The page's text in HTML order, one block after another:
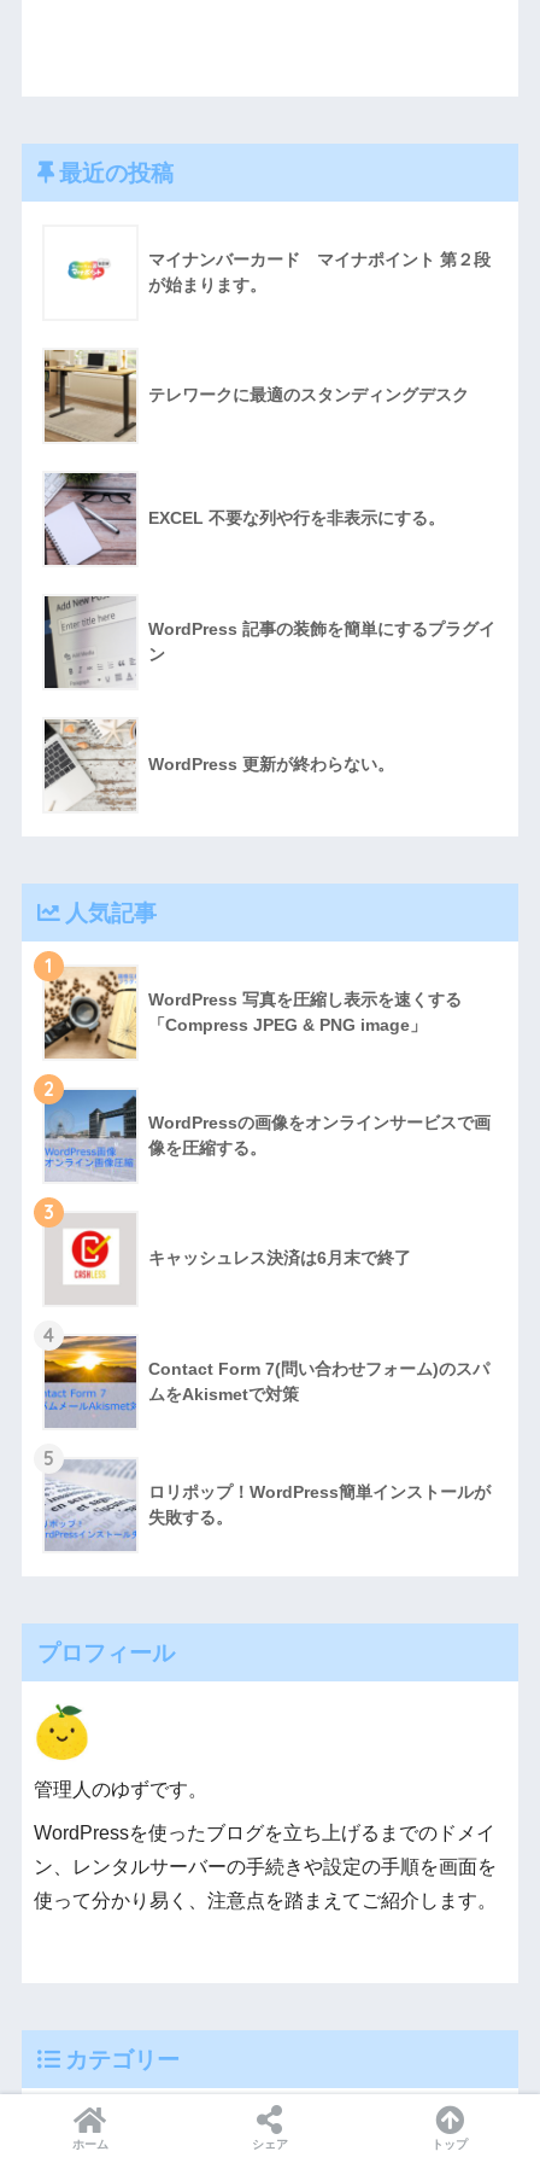
最近の投稿
マイナンバーカード マイナポイント 第２段
が始まります。
テレワークに最適のスタンディングデスク
EXCEL 不要な列や行を非表示にする。
WordPress 記事の装飾を簡単にするプラグイ
ン
WordPress 更新が終わらない。
人気記事
1
WordPress 写真を圧縮し表示を速くする
「Compress JPEG & PNG image」
2
WordPressの画像をオンラインサービスで画
像を圧縮する。
3
キャッシュレス決済は6月末で終了
4
Contact Form 7(問い合わせフォーム)のスパ
ムをAkismetで対策
5
ロリポップ！WordPress簡単インストールが
失敗する。
プロフィール
管理人のゆずです。
WordPressを使ったブログを立ち上げるまでのドメイ
ン、レンタルサーバーの手続きや設定の手順を画面を
使って分かり易く、注意点を踏まえてご紹介します。
カテゴリー
Adsense
ホーム シェア トップ